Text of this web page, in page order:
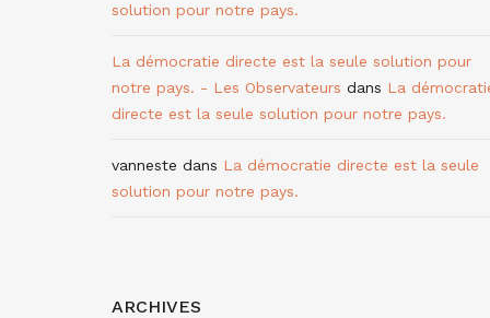
solution pour notre pays.
La démocratie directe est la seule solution pour
notre pays. - Les Observateurs dans La
directe est la seule solution pour notre pays.
vanneste dans La démocratie directe est la seule
solution pour notre pays.
ARCHIVES